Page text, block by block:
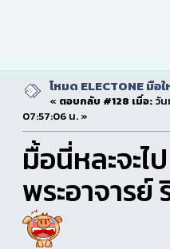
โหมด ELECTONE มือ
« ตอบกลับ #128 เมื่อ:วัน
07:57:06 น. »
มื้อนี่หละจะไ
พระอาจาร